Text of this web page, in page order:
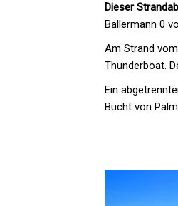
Dieser
Ballermann 0
Am Strand vom
Thunderboat.
Ein
Bucht von